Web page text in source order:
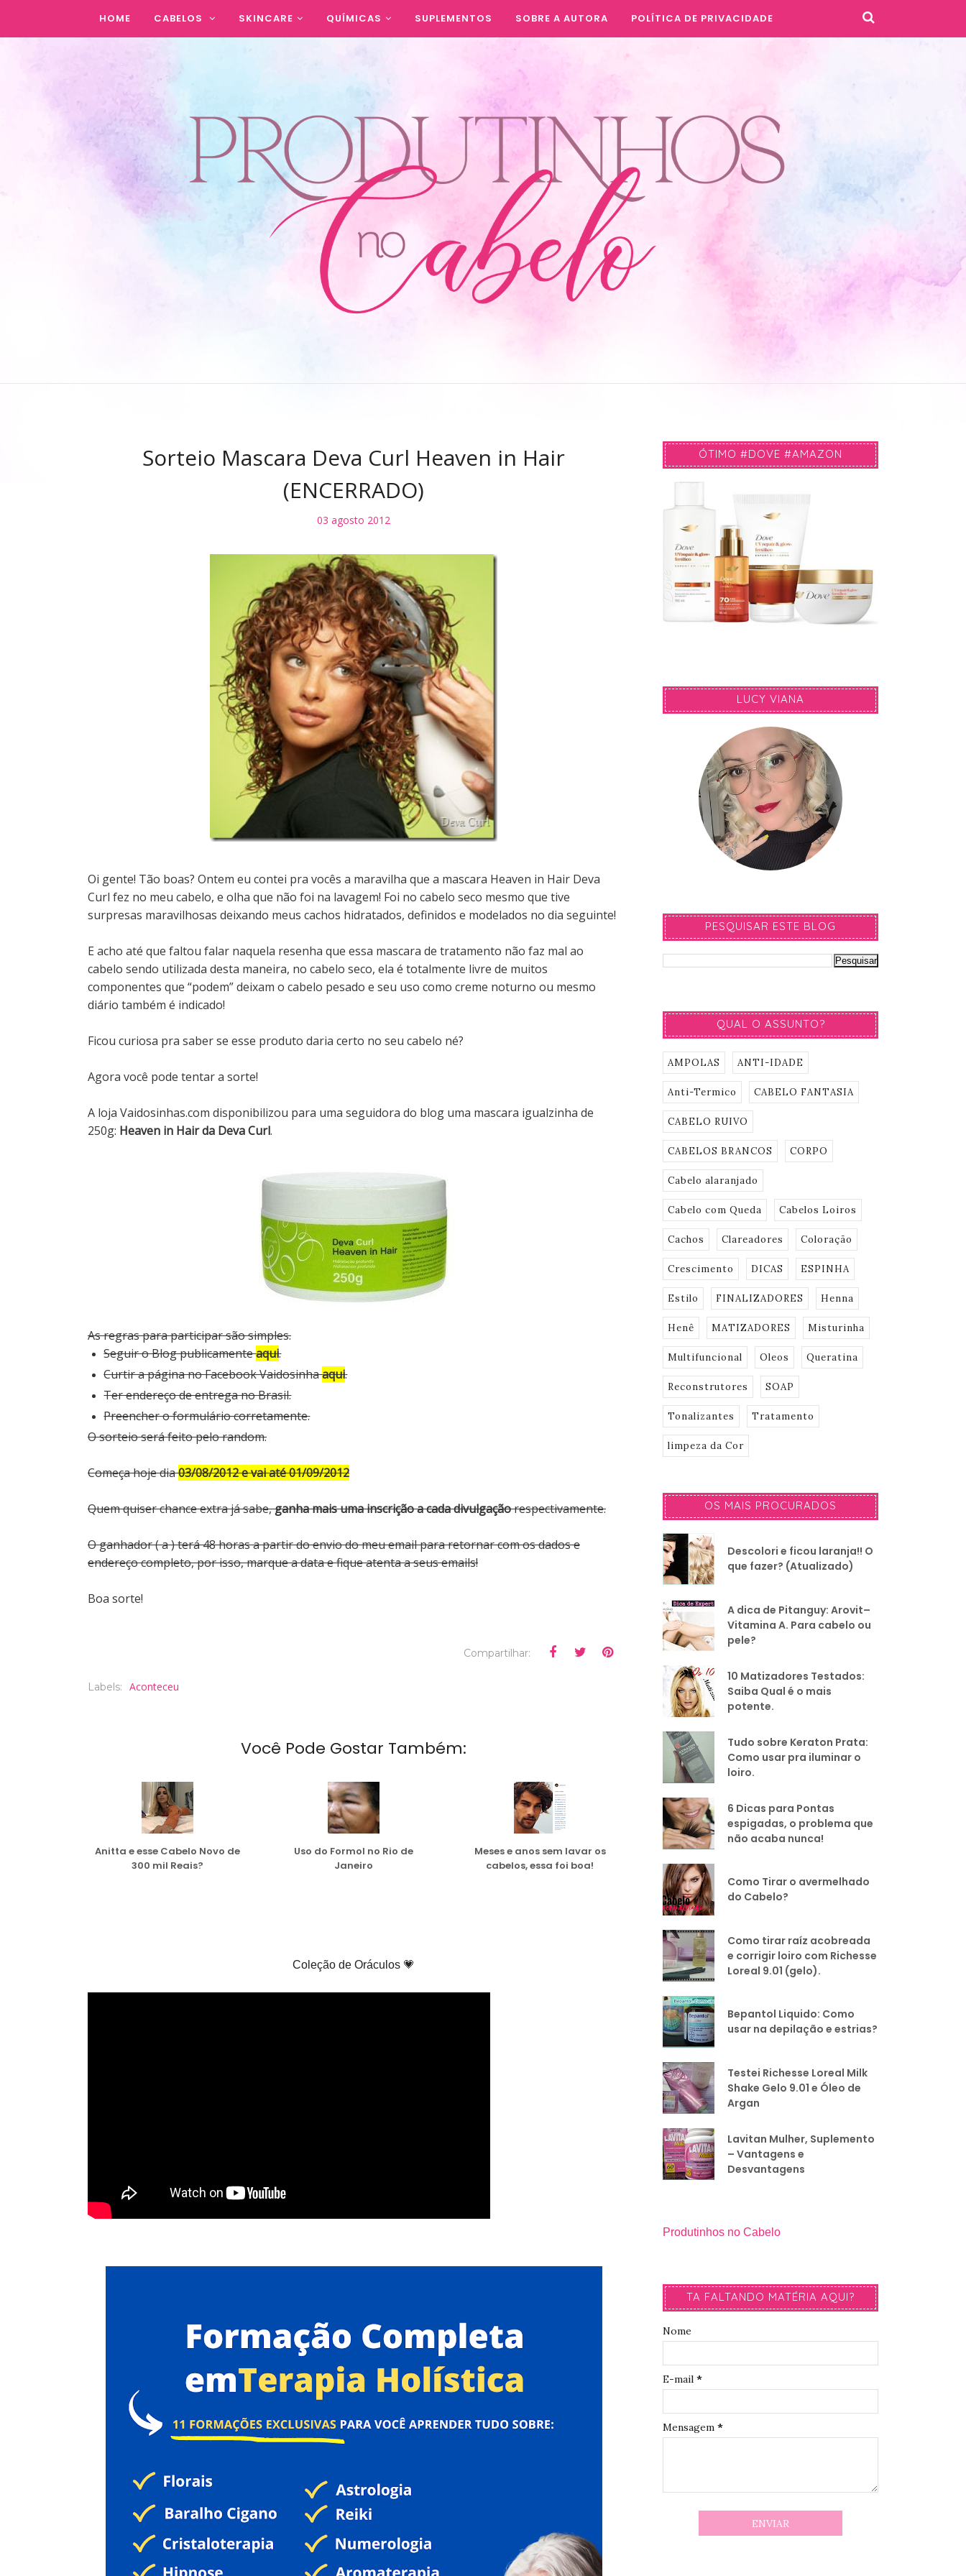
HOME CABELOS SKINCARE QUÍMICAS SUPLEMENTOS SOBRE A AUTORA POLÍTICA DE PRIVACIDADE
Sorteio Mascara Deva Curl Heaven in Hair
(ENCERRADO)
03 agosto 2012
Oi gente! Tão boas? Ontem eu contei pra vocês a maravilha que a mascara Heaven in Hair Deva
Curl fez no meu cabelo, e olha que não foi na lavagem! Foi no cabelo seco mesmo que tive
surpresas maravilhosas deixando meus cachos hidratados, definidos e modelados no dia seguinte!
E acho até que faltou falar naquela resenha que essa mascara de tratamento não faz mal ao
cabelo sendo utilizada desta maneira, no cabelo seco, ela é totalmente livre de muitos
componentes que “podem” deixam o cabelo pesado e seu uso como creme noturno ou mesmo
diário também é indicado!
Ficou curiosa pra saber se esse produto daria certo no seu cabelo né?
Agora você pode tentar a sorte!
A loja Vaidosinhas.com disponibilizou para uma seguidora do blog uma mascara igualzinha de
250g: Heaven in Hair da Deva Curl.
As regras para participar são simples.
Seguir o Blog publicamenteaqui.
Curtir a página no Facebook Vaidosinhaaqui.
Ter endereço de entrega no Brasil.
Preencher o formulário corretamente.
O sorteio será feito pelo random.
Começa hoje dia03/08/2012 e vai até 01/09/2012
Quem quiser chance extra já sabe,ganha mais uma inscrição a cada divulgaçãorespectivamente.
O ganhador ( a ) terá 48 horas a partir do envio do meu email para retornar com os dados e
endereço completo, por isso, marque a data e fique atenta a seus emails!
Boa sorte!
Compartilhar:
Labels: Aconteceu
Você Pode Gostar Também:
Anitta e esse Cabelo Novo de
300 mil Reais?
Uso do Formol no Rio de
Janeiro
Meses e anos sem lavar os
cabelos, essa foi boa!
Coleção de Oráculos 💗
ÓTIMO #DOVE #AMAZON
LUCY VIANA
PESQUISAR ESTE BLOG
QUAL O ASSUNTO?
AMPOLAS ANTI-IDADE
Anti-Termico CABELO FANTASIA
CABELO RUIVO
CABELOS BRANCOS CORPO
Cabelo alaranjado
Cabelo com Queda Cabelos Loiros
Cachos Clareadores Coloração
Crescimento DICAS ESPINHA
Estilo FINALIZADORES Henna
Henê MATIZADORES Misturinha
Multifuncional Oleos Queratina
Reconstrutores SOAP
Tonalizantes Tratamento
limpeza da Cor
OS MAIS PROCURADOS
Descolori e ficou laranja!! O
que fazer? (Atualizado)
A dica de Pitanguy: Arovit–
Vitamina A. Para cabelo ou
pele?
10 Matizadores Testados:
Saiba Qual é o mais
potente.
Tudo sobre Keraton Prata:
Como usar pra iluminar o
loiro.
6 Dicas para Pontas
espigadas, o problema que
não acaba nunca!
Como Tirar o avermelhado
do Cabelo?
Como tirar raíz acobreada
e corrigir loiro com Richesse
Loreal 9.01 (gelo).
Bepantol Liquido: Como
usar na depilação e estrias?
Testei Richesse Loreal Milk
Shake Gelo 9.01 e Óleo de
Argan
Lavitan Mulher, Suplemento
– Vantagens e
Desvantagens
Produtinhos no Cabelo
TA FALTANDO MATÉRIA AQUI?
Nome
E-mail *
Mensagem *